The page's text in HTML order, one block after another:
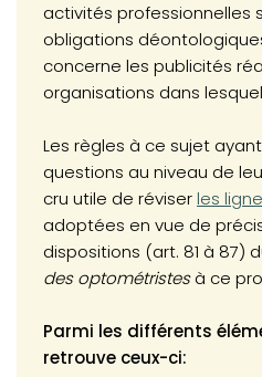
VOTRE FORMATION
nouvelles règles
activités professionnelles
obligations
concerne les publicités
organisations dans
Les règles à ce sujet
questions au niveau de
cru utile de réviserles
adoptées en vue de
dispositions (art. 81 à 87)
des optométristesà ce
Parmi les différents
retrouve ceux-ci: